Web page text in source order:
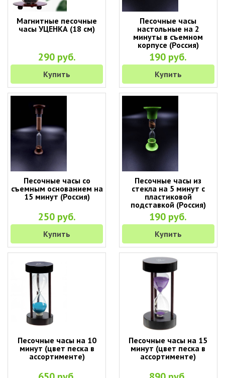
Магнитные песочные
часы УЦЕНКА (18 см)
290 руб.
Купить
Песочные часы
настольные на 2
минуты в съемном
корпусе (Россия)
190 руб.
Купить
Песочные часы со
съемным основанием на
15 минут (Россия)
250 руб.
Купить
Песочные часы из
стекла на 5 минут с
пластиковой
подставкой (Россия)
190 руб.
Купить
Песочные часы на 10
минут (цвет песка в
ассортименте)
Песочные часы на 15
минут (цвет песка в
ассортименте)